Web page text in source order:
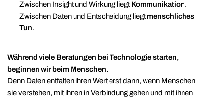
Zwischen Insight und Wirkung liegt Kommunikation.
Zwischen Daten und Entscheidung liegt menschliches
Tun.
Während viele Beratungen bei Technologie starten,
beginnen wir beim Menschen.
Denn Daten entfalten ihren Wert erst dann, wenn Menschen
sie verstehen, mit ihnen in Verbindung gehen und mit ihnen